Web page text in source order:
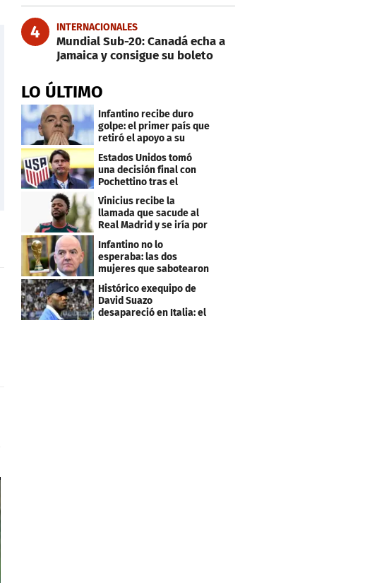
4 INTERNACIONALES
Mundial Sub-20: Canadá echa a
Jamaica y consigue su boleto
LO ÚLTIMO
Infantino recibe duro
golpe: el primer país que
retiró el apoyo a su
Estados Unidos tomó
una decisión final con
Pochettino tras el
Mundial
Vinicius recibe la
llamada que sacude al
Real Madrid y se iría por
este salario
Infantino no lo
esperaba: las dos
mujeres que sabotearon
sus planes con el
Mundial
Histórico exequipo de
David Suazo
desapareció en Italia: el